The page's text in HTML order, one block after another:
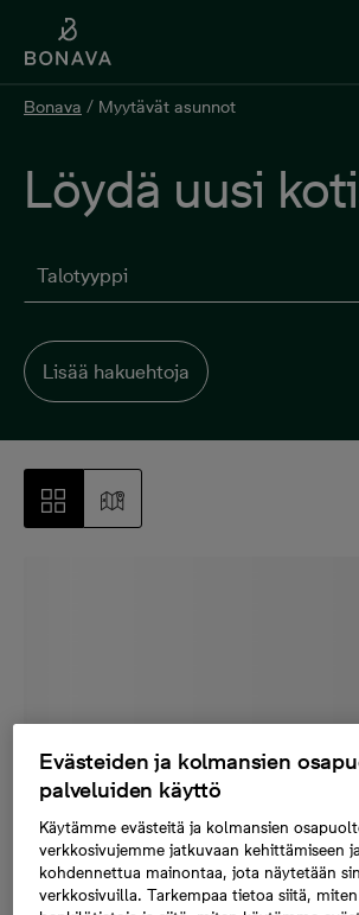
Bonava / Myytävät asunnot
Löydä uusi
Talotyyppi
Lisää hakuehtoja
Evästeiden ja kolmansien
palveluiden käyttö
Käytämme evästeitä ja kolmansien
verkkosivujemme jatkuvaan kehittämiseen
kohdennettua mainontaa, jota näytetään
verkkosivuilla. Tarkempaa tietoa siitä,